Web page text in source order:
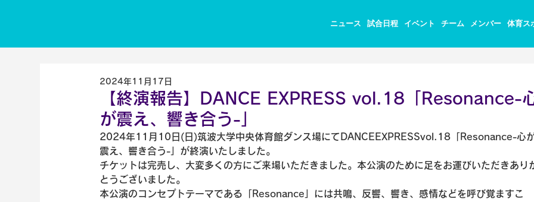
ニュース 試合日程 イベント チーム メンバー 体育ス
【終演報告】DANCE EXPRESS vol.18「Resonance-
が震え、響き合う-」
2024年11月17日
2024年11月10日(日)筑波大学中央体育館ダンス場にてDANCEEXPRESSvol.18「Resonance-心
震え、響き合う-」が終演いたしました。
チケットは完売し、大変多くの方にご来場いただきました。本公演のために足をお運びいただきあり
とうございました。
本公演のコンセプトテーマである「Resonance」には共鳴、反響、響き、感情などを呼び覚ますこ